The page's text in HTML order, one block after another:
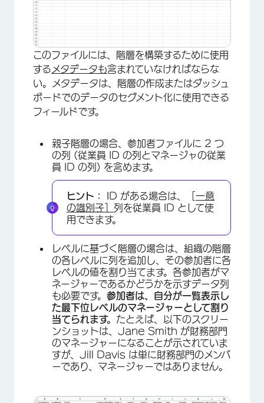
×
このファイルには、階層を構築するために使用
する メタデータも含まれていなければならな
い。メタデータは、階層の作成またはダッシュ
ボードでのデータのセグメント化に使用できる
フィールドです。
親子階層の場合、参加者ファイルに 2 つ
の列 (従業員 ID の列とマネージャの従業
員 ID の列) を含めます。
ヒント： ID がある場合は、［ 一意
の識別子］ 列を従業員 ID として使
用できます。
レベルに基づく階層の場合は、組織の階層
の各レベルに列を追加し、その参加者に各
レベルの値を割り当てます。各参加者がマ
ネージャーであるかどうかを示すデータ列
も必要です。 参加者は、自分が一覧表示し
た最下位レベルのマネージャーとして割り
当てられます。 たとえば、以下のスクリー
ンショットは、Jane Smith が財務部門
のマネージャーになることが示されていま
すが、Jill Davis は単に財務部門のメンバ
ーであり、マネージャーではありません。